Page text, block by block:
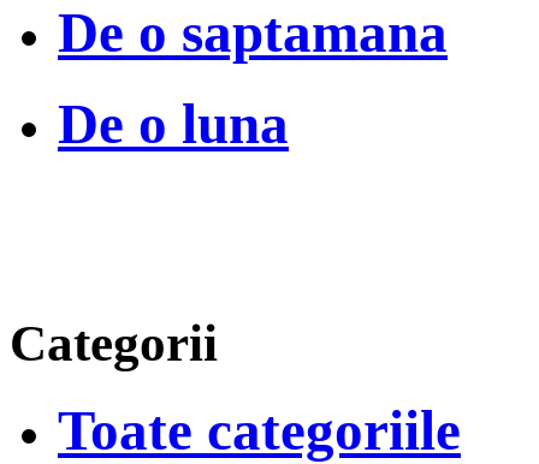
De o saptamana
De o luna
Categorii
Toate categoriile